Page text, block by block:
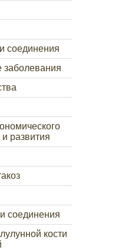
соединения
заболевания
и развития
соединения
кости